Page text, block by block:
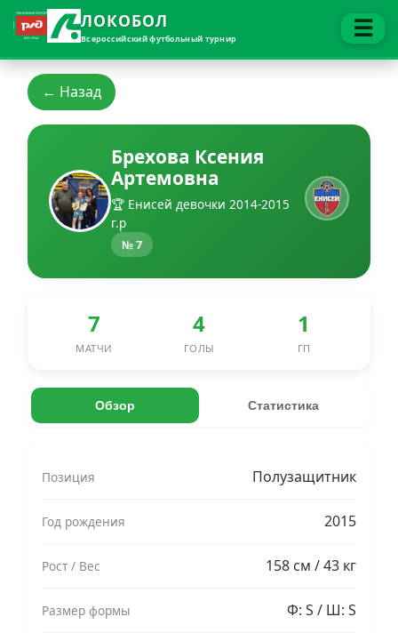
ЛОКОБОЛ
Всероссийский футбольный турнир ☰
← Назад
Брехова Ксения
Артемовна
🏆 Енисей девочки 2014-2015
г.р
№ 7
7
МАТЧИ
4
ГОЛЫ
1
ГП
Обзор Статистика
Позиция Полузащитник
Год рождения 2015
Рост / Вес 158 см / 43 кг
Размер формы Ф: S / Ш: S